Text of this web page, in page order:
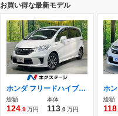
お買い得な最新モデル
ホンダ フリードハイブリッド 1.5 ジャストセレクション 両側電動
総額
124 .9万円
本体
113 .0万円
総額
118